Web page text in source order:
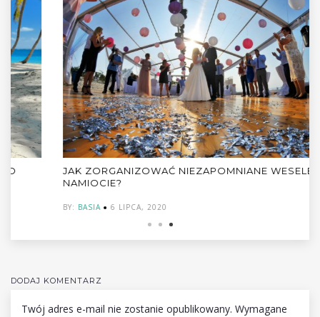
JAK ZORGANIZOWAĆ NIEZAPOMNIANE WESELE W
NAMIOCIE?
6 LIPCA, 2020
DODAJ KOMENTARZ
Twój adres e-mail nie zostanie opublikowany. Wymagane